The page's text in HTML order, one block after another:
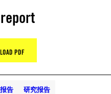
PDF
告 研究报告